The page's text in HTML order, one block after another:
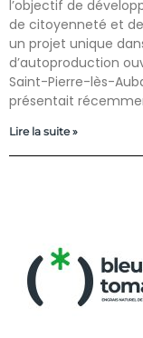
l’objectif de
de citoyenneté et
un projet unique
d’autoproduction
Saint-Pierre-lès-
présentait
Lire la suite »